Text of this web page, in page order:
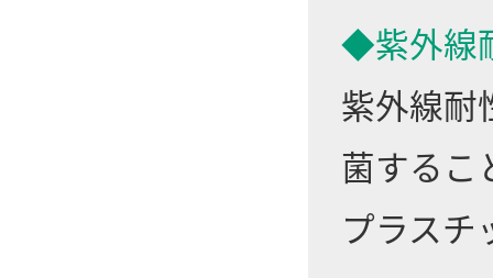
◆紫外線
紫外線耐
菌するこ
プラスチ